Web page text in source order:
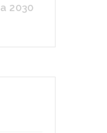
2030